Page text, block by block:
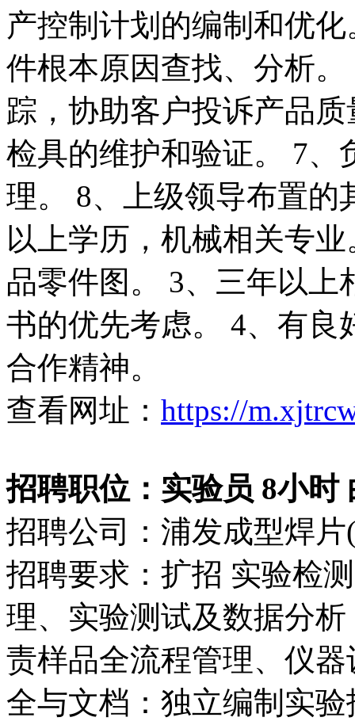
产控制计划的编制和优
件根本原因查找、分析
踪，协助客户投诉产品
检具的维护和验证。 7、
理。 8、上级领导布置的
以上学历，机械相关专
品零件图。 3、三年以上
书的优先考虑。 4、有良
合作精神。
查看网址： https://
招聘职位：实验员 8小时
招聘公司：浦发成型焊
招聘要求：扩招 实验检
理、实验测试及数据分
责样品全流程管理、仪
全与文档：独立编制实